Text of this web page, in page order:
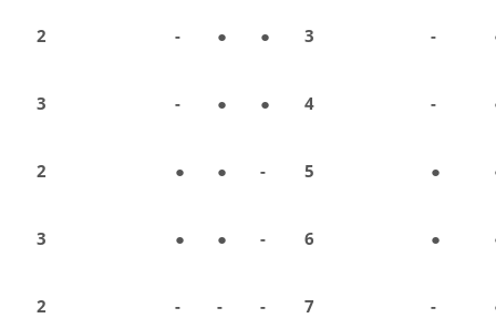
2 - ● ● 3 -
3 - ● ● 4 -
2 ● ● - 5 ●
3 ● ● - 6 ●
2 - - - 7 -